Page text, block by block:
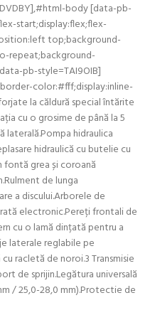
body [data-pb-
start;display:flex;flex-
top;background-
repeat;background-
pb-style=TAI9OIB]
color:#fff;display:inline-
la căldură special întărite
cu o grosime de până la 5
laterală.Pompa hidraulica
hidraulică cu butelie cu
fontă grea și coroană
de lunga
a discului.Arborele de
electronic.Pereți frontali de
cu o lamă dințată pentru a
laterale reglabile pe
racletă de noroi.3 Transmisie
de sprijin.Legătura universală
/ 25,0-28,0 mm).Protectie de